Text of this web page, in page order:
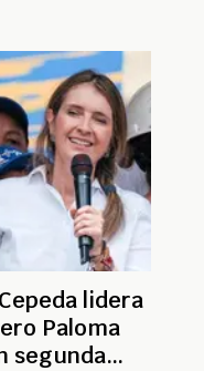
lidera
Paloma
segunda